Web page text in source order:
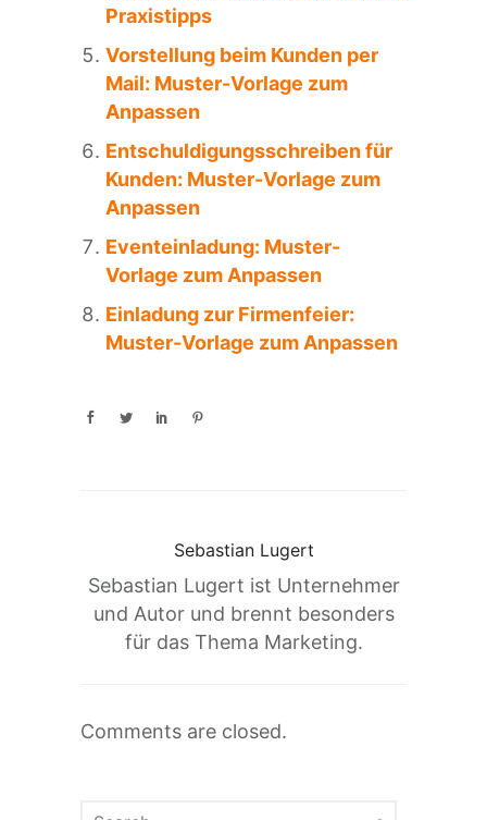
Praxistipps
Vorstellung beim Kunden per
Mail: Muster-Vorlage zum
Anpassen
Entschuldigungsschreiben für
Kunden: Muster-Vorlage zum
Anpassen
Eventeinladung: Muster-
Vorlage zum Anpassen
Einladung zur Firmenfeier:
Muster-Vorlage zum Anpassen
Sebastian Lugert
Sebastian Lugert ist Unternehmer
und Autor und brennt besonders
für das Thema Marketing.
Comments are closed.